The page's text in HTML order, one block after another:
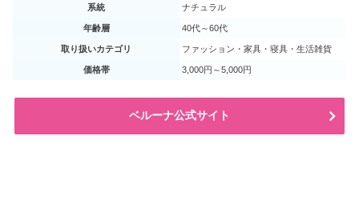
系統 ナチュラル
年齢層 40代～60代
取り扱いカテゴリ ファッション・家具・寝具・生活雑貨
価格帯 3,000円～5,000円
ベルーナ公式サイト